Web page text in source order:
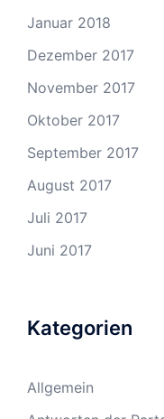
Januar 2018
Dezember 2017
November 2017
Oktober 2017
September 2017
August 2017
Juli 2017
Juni 2017
Kategorien
Allgemein